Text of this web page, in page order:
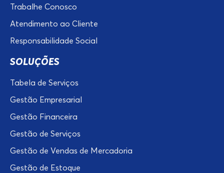
Trabalhe Conosco
Atendimento ao Cliente
Responsabilidade Social
SOLUÇÕES
Tabela de Serviços
Gestão Empresarial
Gestão Financeira
Gestão de Serviços
Gestão de Vendas de Mercadoria
Gestão de Estoque